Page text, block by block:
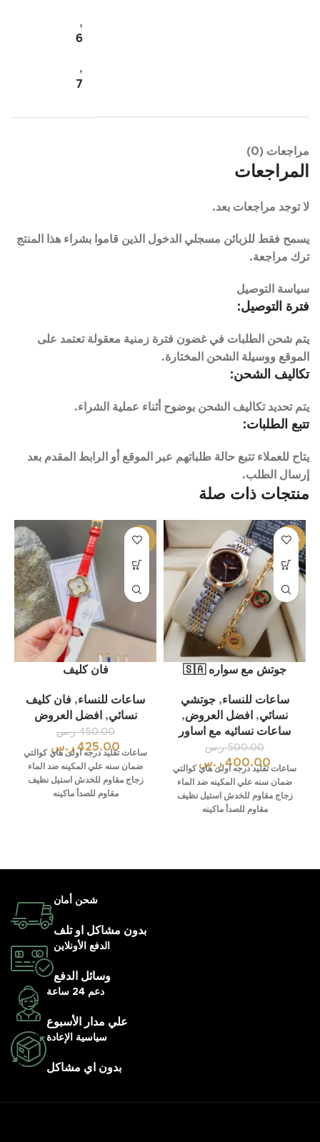
,
6
,
7
مراجعات (0)
المراجعات
لا توجد مراجعات بعد.
يسمح فقط للزبائن مسجلي الدخول الذين قاموا بشراء هذا المنتج
ترك مراجعة.
سياسة التوصيل
فترة التوصيل:
يتم شحن الطلبات في غضون فترة زمنية معقولة تعتمد على
الموقع ووسيلة الشحن المختارة.
تكاليف الشحن:
يتم تحديد تكاليف الشحن بوضوح أثناء عملية الشراء.
تتبع الطلبات:
يتاح للعملاء تتبع حالة طلباتهم عبر الموقع أو الرابط المقدم بعد
إرسال الطلب.
منتجات ذات صلة
-20%
جوتش مع سواره 🇸🇦
ساعات للنساء,جوتشي
نسائي, افضل العروض,
ساعات نسائيه مع اساور
500.00 ر.س
400.00 ر.س
ساعات تقليد درجه اولى هاي كوالتي
ضمان سنه علي المكينه ضد الماء
زجاج مقاوم للخدش استيل نظيف
مقاوم للصدأ ماكينه
-6%
فان كليف
ساعات للنساء, فان كليف
نسائي, افضل العروض
450.00 ر.س
425.00 ر.س
ساعات تقليد درجه اولى هاي كوالتي
ضمان سنه علي المكينه ضد الماء
زجاج مقاوم للخدش استيل نظيف
مقاوم للصدأ ماكينه
شحن أمان
بدون مشاكل او تلف
الدفع الأونلاين
وسائل الدفع
دعم 24 ساعة
علي مدار الأسبوع
سياسية الإعادة
بدون اي مشاكل